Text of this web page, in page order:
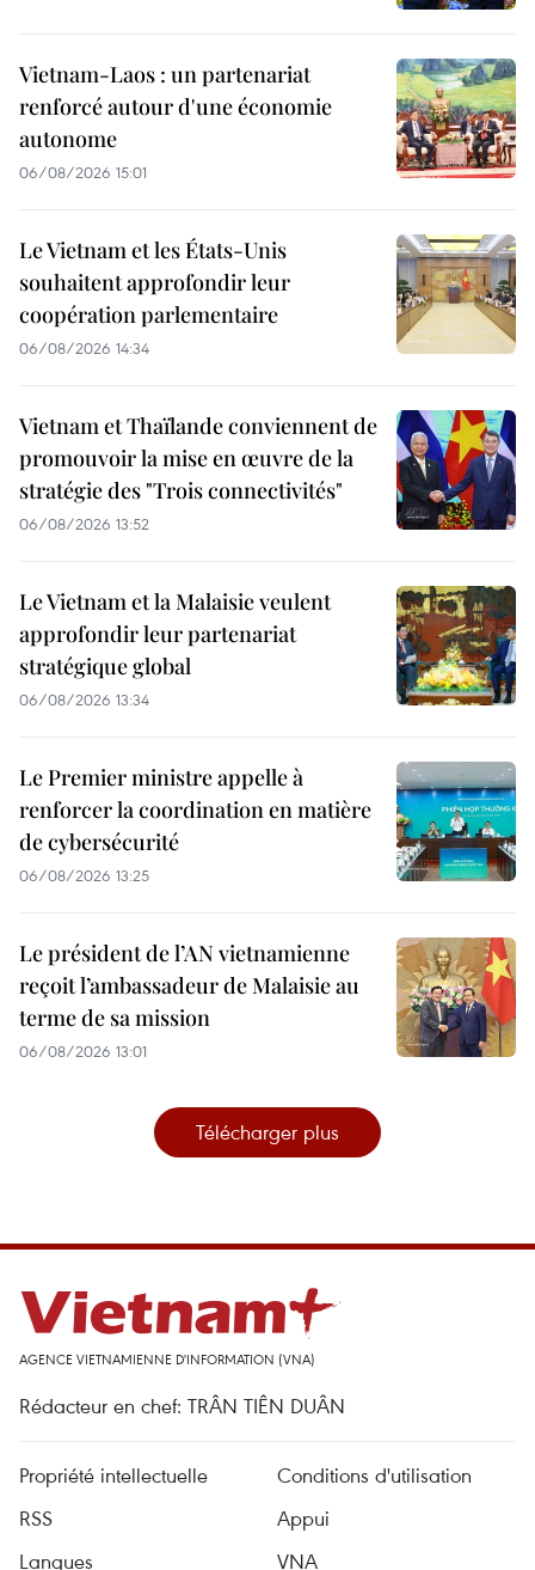
Vietnam-Laos : un partenariat
renforcé autour d'une économie
autonome
06/08/2026 15:01
Le Vietnam et les États-Unis
souhaitent approfondir leur
coopération parlementaire
06/08/2026 14:34
Vietnam et Thaïlande conviennent de
promouvoir la mise en œuvre de la
stratégie des "Trois connectivités"
06/08/2026 13:52
Le Vietnam et la Malaisie veulent
approfondir leur partenariat
stratégique global
06/08/2026 13:34
Le Premier ministre appelle à
renforcer la coordination en matière
de cybersécurité
06/08/2026 13:25
Le président de l’AN vietnamienne
reçoit l’ambassadeur de Malaisie au
terme de sa mission
06/08/2026 13:01
Télécharger plus
AGENCE VIETNAMIENNE D'INFORMATION (VNA)
Rédacteur en chef: TRÂN TIÊN DUÂN
Propriété intellectuelle
Conditions d'utilisation
RSS
Appui
Langues
VNA